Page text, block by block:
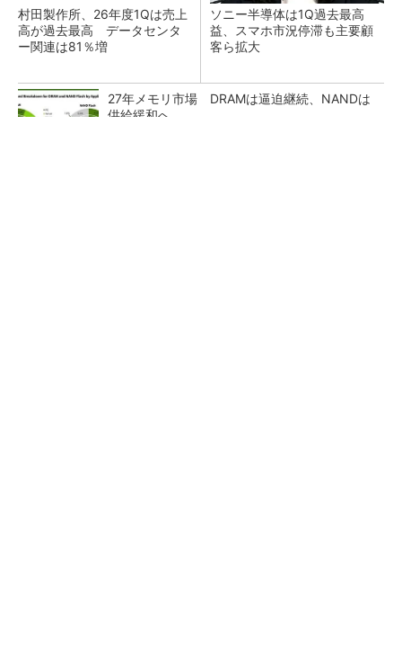
村田製作所、26年度1Qは売上
高が過去最高 データセンタ
ー関連は81％増
ソニー半導体は1Q過去最高
益、スマホ市況停滞も主要顧
客ら拡大
27年メモリ市場 DRAMは逼迫継続、NANDは
供給緩和へ